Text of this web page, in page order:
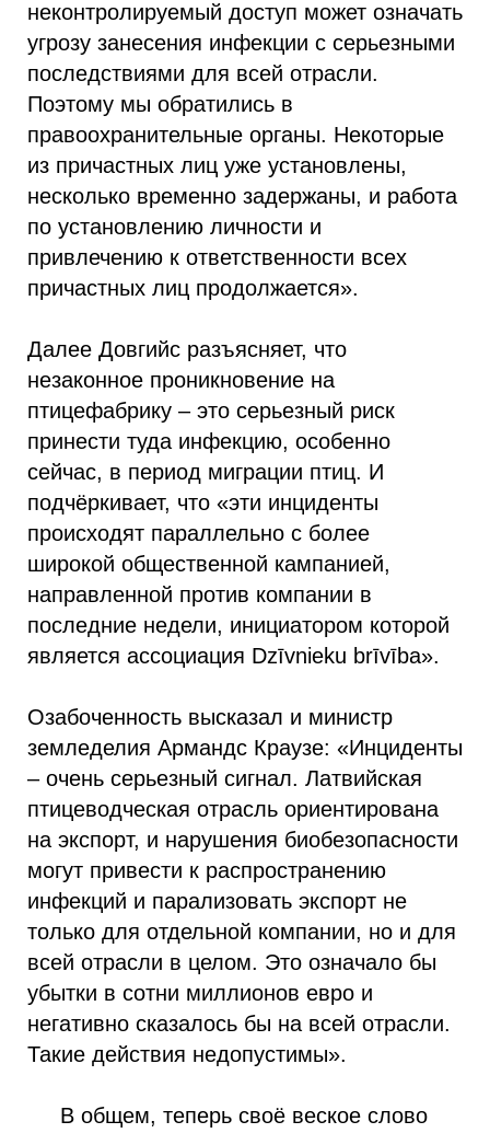
неконтролируемый доступ может означать
угрозу занесения инфекции с серьезными
последствиями для всей отрасли.
Поэтому мы обратились в
правоохранительные органы. Некоторые
из причастных лиц уже установлены,
несколько временно задержаны, и работа
по установлению личности и
привлечению к ответственности всех
причастных лиц продолжается».
Далее Довгийс разъясняет, что
незаконное проникновение на
птицефабрику – это серьезный риск
принести туда инфекцию, особенно
сейчас, в период миграции птиц. И
подчёркивает, что «эти инциденты
происходят параллельно с более
широкой общественной кампанией,
направленной против компании в
последние недели, инициатором которой
является ассоциация Dzīvnieku brīvība».
Озабоченность высказал и министр
земледелия Армандс Краузе: «Инциденты
– очень серьезный сигнал. Латвийская
птицеводческая отрасль ориентирована
на экспорт, и нарушения биобезопасности
могут привести к распространению
инфекций и парализовать экспорт не
только для отдельной компании, но и для
всей отрасли в целом. Это означало бы
убытки в сотни миллионов евро и
негативно сказалось бы на всей отрасли.
Такие действия недопустимы».
В общем, теперь своё веское слово